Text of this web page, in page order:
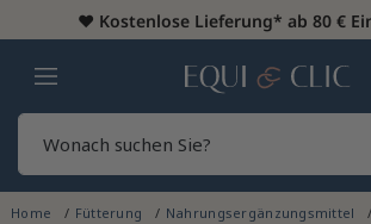
♥️ Kostenlose Lieferung* ab 80 €
Heim
Home Fütterung Nahrungsergänzungsmittel